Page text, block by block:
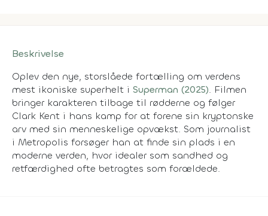
Beskrivelse
Oplev den nye, storslåede fortælling om verdens
mest ikoniske superhelt i Superman (2025). Filmen
bringer karakteren tilbage til rødderne og følger
Clark Kent i hans kamp for at forene sin kryptonske
arv med sin menneskelige opvækst. Som journalist
i Metropolis forsøger han at finde sin plads i en
moderne verden, hvor idealer som sandhed og
retfærdighed ofte betragtes som forældede.